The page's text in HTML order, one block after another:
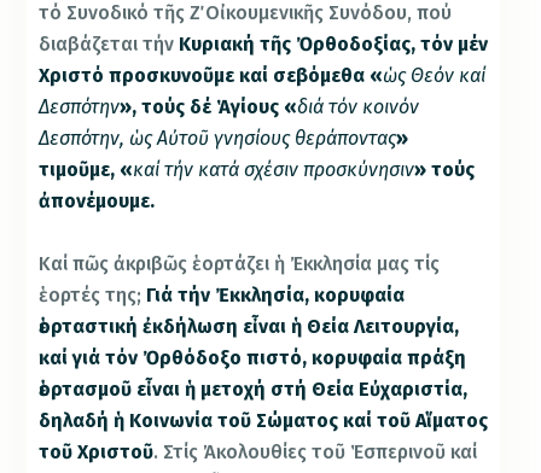
τό Συνοδικό τῆς Ζ΄ Οἰκουμενικῆς Συνόδου, πού
διαβάζεται τήν Κυριακή τῆς Ὀρθοδοξίας, τόν μέν
Χριστό προσκυνοῦμε καί σεβόμεθα «ὡς Θεόν καί
Δεσπότην», τούς δέ Ἁγίους «διά τόν κοινόν
Δεσπότην, ὡς Αὐτοῦ γνησίους θεράποντας»
τιμοῦμε, «καί τήν κατά σχέσιν προσκύνησιν» τούς
ἀπονέμουμε.
Καί πῶς ἀκριβῶς ἑορτάζει ἡ Ἐκκλησία μας τίς
ἑορτές της; Γιά τήν Ἐκκλησία, κορυφαία
ἑορταστική ἐκδήλωση εἶναι ἡ Θεία Λειτουργία,
καί γιά τόν Ὀρθόδοξο πιστό, κορυφαία πράξη
ἑορτασμοῦ εἶναι ἡ μετοχή στή Θεία Εὐχαριστία,
δηλαδή ἡ Κοινωνία τοῦ Σώματος καί τοῦ Αἵματος
τοῦ Χριστοῦ. Στίς Ἀκολουθίες τοῦ Ἑσπερινοῦ καί